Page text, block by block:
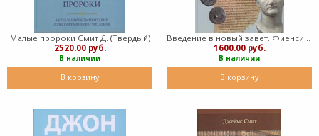
Малые пророки Смит Д. (Твердый)
2520.00 руб.
В наличии
В корзину
1600.00 руб.
В наличии
В корзину